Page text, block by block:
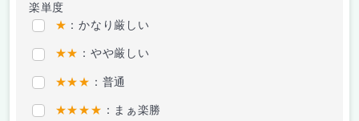
楽単度
★ ：かなり厳しい
★★ ：やや厳しい
★★★ ：普通
★★★★ ：まぁ楽勝